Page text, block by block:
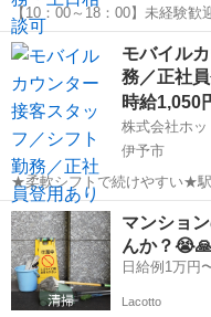
【10：00～18：00】未経験
談可能/車バイク通勤可能 【仕事内容】
◆◆
愛媛 営業
モバイル
務／正社
時給1,050
株式会社ホ
伊予市
★柔軟シフトで続けやすい★
職場です！ 【仕事内容】 ————————————————————
◆◆ お仕事内容 ◆◆
愛媛 伊予市
マンショ
んか？
Lacotto